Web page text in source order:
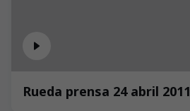
Rueda prensa 24 abril 2011